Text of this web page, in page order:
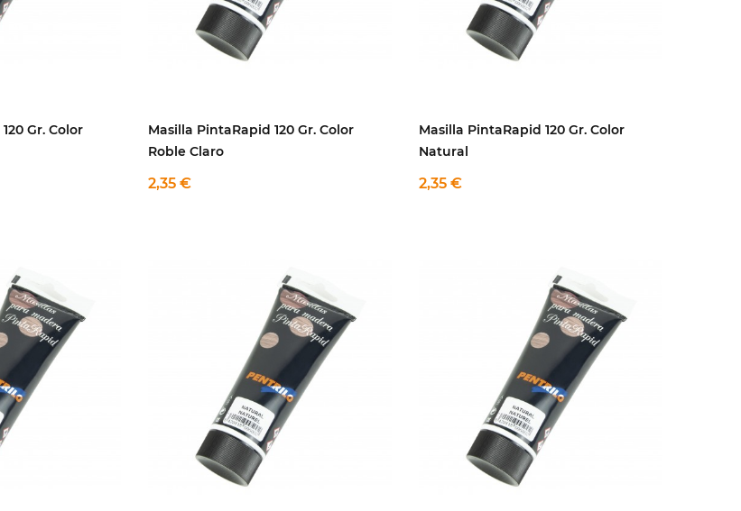
Gr. Color
Masilla PintaRapid 120 Gr. Color
Roble Claro
2,35 €
Masilla PintaRapid 120 Gr. Color
Natural
2,35 €